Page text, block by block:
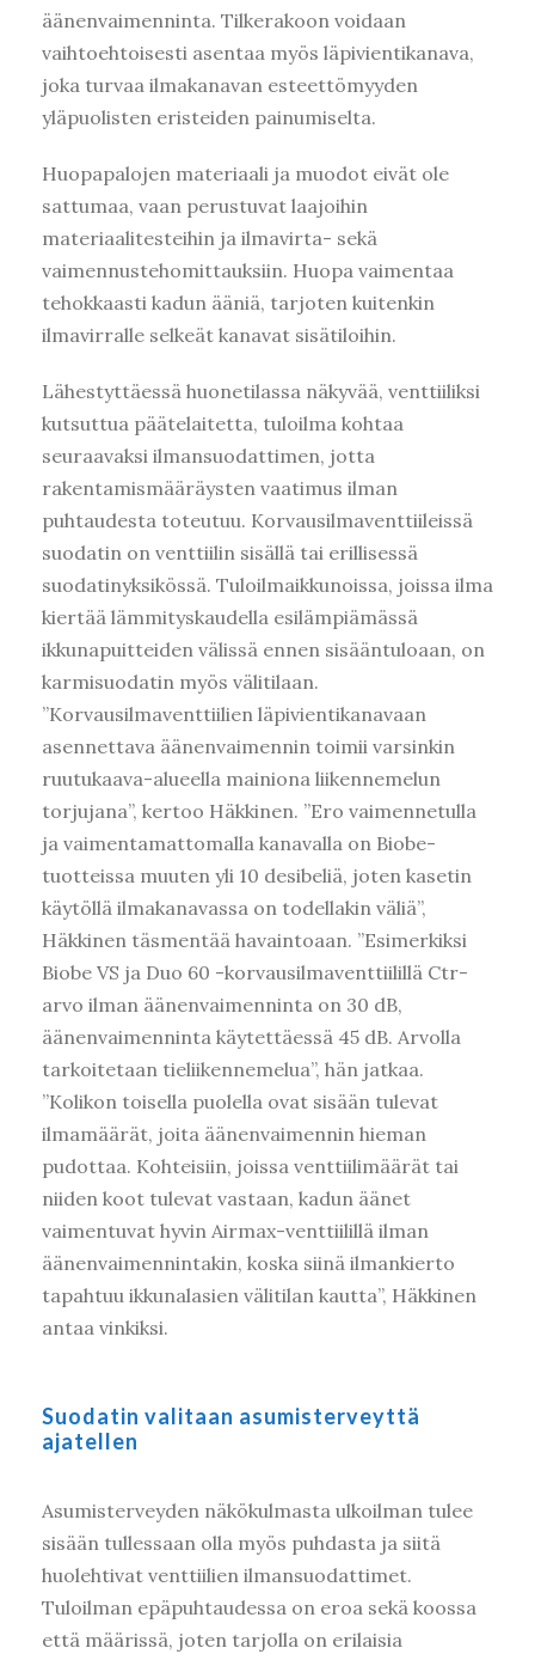
äänenvaimenninta. Tilkerakoon voidaan
vaihtoehtoisesti asentaa myös läpivientikanava,
joka turvaa ilmakanavan esteettömyyden
yläpuolisten eristeiden painumiselta.
Huopa­palojen materiaali ja muodot eivät ole
sattumaa, vaan perustuvat laajoihin
materiaalitesteihin ja ilmavirta- sekä
vaimennustehomittauksiin. Huopa vaimentaa
tehokkaasti kadun ääniä, tarjoten kuitenkin
ilmavirralle selkeät kanavat sisätiloihin.
Lähestyttäessä huonetilassa näkyvää, venttiiliksi
kutsuttua päätelaitetta, tuloilma kohtaa
seuraavaksi ilmansuodattimen, jotta
rakentamismääräysten vaatimus ilman
puhtaudesta toteutuu. Korvausilmaventtiileissä
suodatin on venttiilin sisällä tai erillisessä
suodatinyksikössä. Tuloilmaikkunoissa, joissa ilma
kiertää lämmityskaudella esilämpiämässä
ikkunapuitteiden välissä ennen sisääntuloaan, on
karmisuodatin myös välitilaan.
”Korvausilmaventtiilien läpivientikanavaan
asennettava äänenvaimennin toimii varsinkin
ruutukaava-alueella mainiona liikennemelun
torjujana”, kertoo Häkkinen. ”Ero vaimennetulla
ja vaimentamattomalla kanavalla on Biobe-
tuotteissa muuten yli 10 desibeliä, joten kasetin
käytöllä ilmakanavassa on todellakin väliä”,
Häkkinen täsmentää havaintoaan. ”Esimerkiksi
Biobe VS ja Duo 60 -korvausilmaventtiilillä Ctr-
arvo ilman äänenvaimenninta on 30 dB,
äänenvaimenninta käytettäessä 45 dB. Arvolla
tarkoitetaan tieliikennemelua”, hän jatkaa.
”Kolikon toisella puolella ovat sisään tulevat
ilmamäärät, joita äänenvaimennin hieman
pudottaa. Kohteisiin, joissa venttiilimäärät tai
niiden koot tulevat vastaan, kadun äänet
vaimentuvat hyvin Airmax-venttiilillä ilman
äänenvaimennintakin, koska siinä ilmankierto
tapahtuu ikkunalasien välitilan kautta”, Häkkinen
antaa vinkiksi.
Suodatin valitaan asumisterveyttä
ajatellen
Asumisterveyden näkökulmasta ulkoilman tulee
sisään tullessaan olla myös puhdasta ja siitä
huolehtivat venttiilien ilmansuodattimet.
Tuloilman epäpuhtaudessa on eroa sekä koossa
että määrissä, joten tarjolla on erilaisia
Kirjaudu